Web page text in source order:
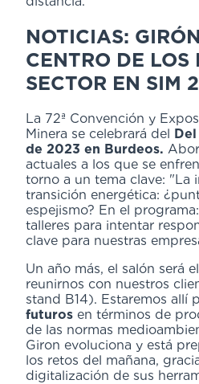
NOTICIAS:
CENTRO DE LOS
SECTOR EN SIM
La 72ª Convención y
Minera se celebrará del
de 2023 en Burdeos.
actuales a los que se
torno a un tema clave: "La
transición energética:
espejismo? En el
talleres para intentar
clave para nuestras
Un año más, el salón será
reunirnos con nuestros
stand B14). Estaremos allí
futuros en términos de
de las normas
Giron evoluciona y está
los retos del mañana,
digitalización de sus